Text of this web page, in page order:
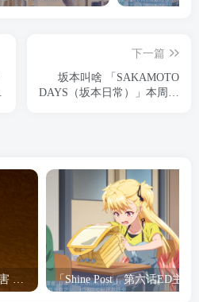
下一篇
坂本叫啥 「SAKAMOTO
DAYS（坂本日常）」本周彩